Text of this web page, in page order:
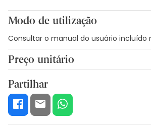
Modo de utilização
Consultar o manual do usuário incluído
Preço unitário
Partilhar